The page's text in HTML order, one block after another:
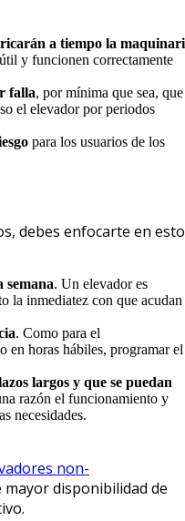
a tiempo la
y funcionen correctamente
falla, por mínima que sea, que
el elevador por periodos
para los usuarios de los
debes enfocarte en
semana. Un elevador es
la inmediatez con que acudan
. Como para el
en horas hábiles, programar el
largos y que se puedan
razón el funcionamiento y
necesidades.
non-
disponibilidad de